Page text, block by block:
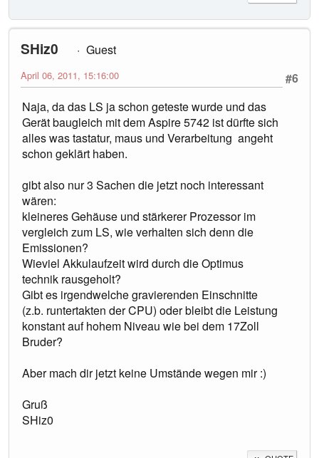
SHiz0
Guest
#6
April 06, 2011, 15:16:00
Naja, da das LS ja schon geteste wurde und das
Gerät baugleich mit dem Aspire 5742 ist dürfte sich
alles was tastatur, maus und Verarbeitung angeht
schon geklärt haben.
gibt also nur 3 Sachen die jetzt noch interessant
wären:
kleineres Gehäuse und stärkerer Prozessor im
vergleich zum LS, wie verhalten sich denn die
Emissionen?
Wieviel Akkulaufzeit wird durch die Optimus
technik rausgeholt?
Gibt es irgendwelche gravierenden Einschnitte
(z.b. runtertakten der CPU) oder bleibt die Leistung
konstant auf hohem Niveau wie bei dem 17Zoll
Bruder?
Aber mach dir jetzt keine Umstände wegen mir :)
Gruß
SHiz0